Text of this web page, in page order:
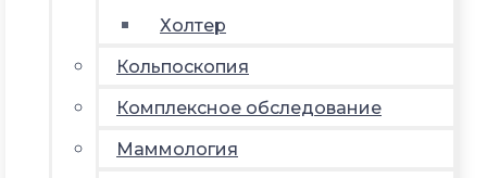
Холтер
Кольпоскопия
Комплексное обследование
Маммология